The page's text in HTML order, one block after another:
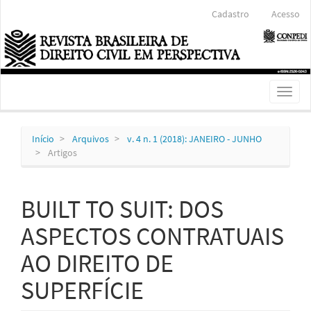
Conteúdo
principal
Barra
Lateral
Cadastro Acesso
Toggle
Início Arquivos
v. 4 n. 1 (2018): JANEIRO - JUNHO
Artigos
BUILT TO SUIT: DOS
ASPECTOS CONTRATUAIS
AO DIREITO DE
SUPERFÍCIE